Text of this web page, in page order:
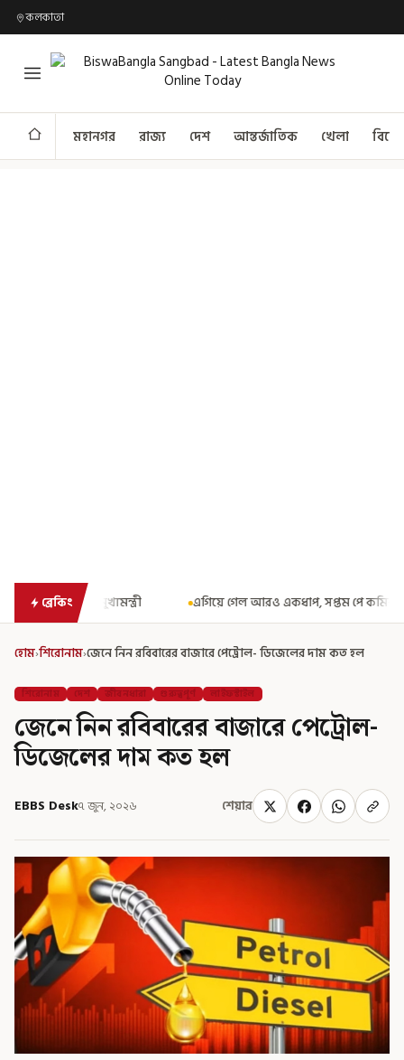
কলকাতা
মহানগর রাজ্য দেশ আন্তর্জাতিক খেলা
ব্রেকিং
এগিয়ে গেল আরও একধাপ, সপ্তম পে কমিশন গঠনের একাধিক শর্ত ঘোষণা করে
হোম›শিরোনাম›জেনে নিন রবিবারের বাজারে পেট্রোল- ডিজেলের দাম কত হল
শিরোনাম দেশ জীবনধারা গুরুত্বপূর্ণ লাইফস্টাইল
জেনে নিন রবিবারের বাজারে পেট্রোল-
ডিজেলের দাম কত হল
EBBS Desk৭ জুন, ২০২৬ শেয়ার